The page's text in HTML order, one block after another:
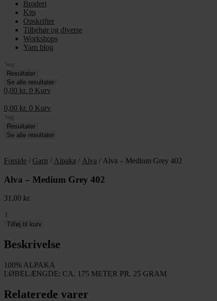
Broderi
Kits
Opskrifter
Tilbehør og diverse
Workshops
Yarn blog
Search
...Resultater
Se alle resultater
0,00 kr. 0 Kurv
0,00 kr. 0 Kurv
Search
...Resultater
Se alle resultater
Forside / Garn / Alpaka / Alva / Alva – Medium Grey 402
Alva – Medium Grey 402
31,00 kr.
Alva
Grey
402
Tilføj til kurv
Beskrivelse
100% ALPAKA
LØBELÆNGDE: CA. 175 METER PR. 25 GRAM
Relaterede varer